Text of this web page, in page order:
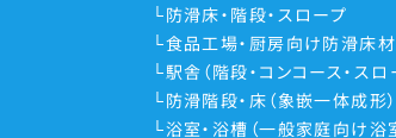
防滑床・階段・スロープ
食品工場・厨房向け防滑床材
駅舎（階段・コンコース・スロ
防滑階段・床（象嵌一体成形）
浴室・浴槽（一般家庭向け浴